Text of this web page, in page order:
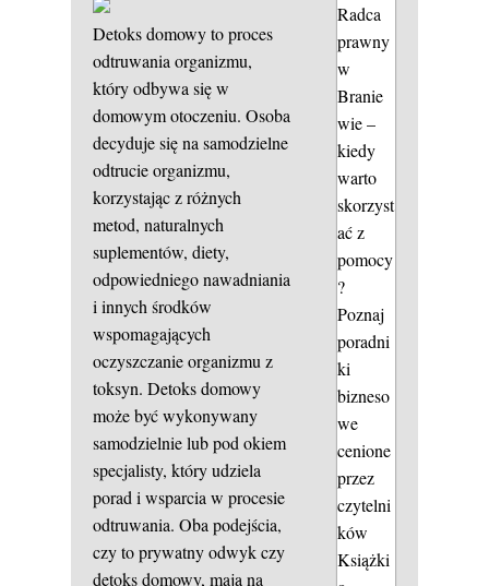
Detoks domowy to proces
odtruwania organizmu,
który odbywa się w
domowym otoczeniu. Osoba
decyduje się na samodzielne
odtrucie organizmu,
korzystając z różnych
metod, naturalnych
suplementów, diety,
odpowiedniego nawadniania
i innych środków
wspomagających
oczyszczanie organizmu z
toksyn. Detoks domowy
może być wykonywany
samodzielnie lub pod okiem
specjalisty, który udziela
porad i wsparcia w procesie
odtruwania. Oba podejścia,
czy to prywatny odwyk czy
detoks domowy, mają na
Radca
prawny
w
Branie
wie –
kiedy
warto
skorzyst
ać z
pomocy
?
Poznaj
poradni
ki
bizneso
we
cenione
przez
czytelni
ków
Książki